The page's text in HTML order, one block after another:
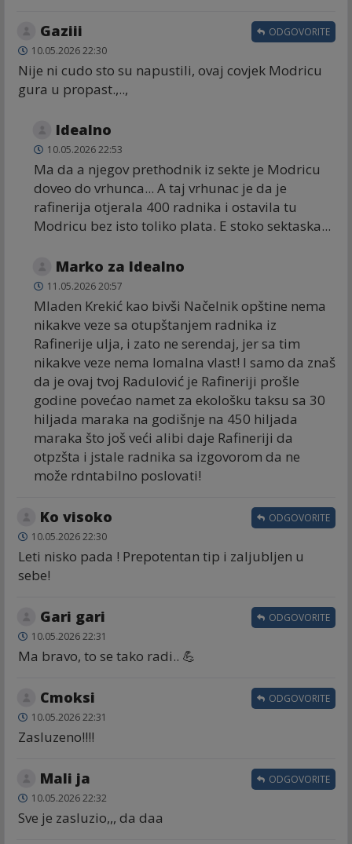
Gaziii
10.05.2026 22:30
Nije ni cudo sto su napustili, ovaj covjek Modricu
gura u propast.,..,
ODGOVORITE
Idealno
10.05.2026 22:53
Ma da a njegov prethodnik iz sekte je Modricu
doveo do vrhunca... A taj vrhunac je da je
rafinerija otjerala 400 radnika i ostavila tu
Modricu bez isto toliko plata. E stoko sektaska...
Marko za Idealno
11.05.2026 20:57
Mladen Krekić kao bivši Načelnik opštine nema
nikakve veze sa otupštanjem radnika iz
Rafinerije ulja, i zato ne serendaj, jer sa tim
nikakve veze nema lomalna vlast! I samo da znaš
da je ovaj tvoj Radulović je Rafineriji prošle
godine povećao namet za ekološku taksu sa 30
hiljada maraka na godišnje na 450 hiljada
maraka što još veći alibi daje Rafineriji da
otpzšta i jstale radnika sa izgovorom da ne
može rdntabilno poslovati!
Ko visoko
10.05.2026 22:30
Leti nisko pada ! Prepotentan tip i zaljubljen u
sebe!
ODGOVORITE
Gari gari
10.05.2026 22:31
Ma bravo, to se tako radi.. 💪
ODGOVORITE
Cmoksi
10.05.2026 22:31
Zasluzeno!!!!
ODGOVORITE
Mali ja
10.05.2026 22:32
Sve je zasluzio,,, da daa
ODGOVORITE